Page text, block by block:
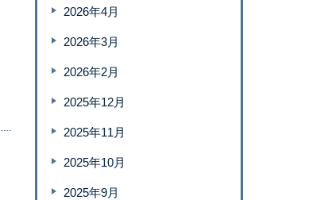
2026年4月
2026年3月
2026年2月
2025年12月
2025年11月
2025年10月
2025年9月